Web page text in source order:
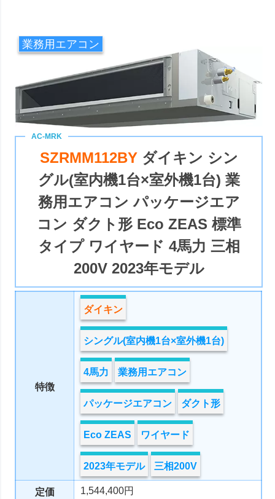
業務用エアコン
SZRMM112BY ダイキン シン
グル(室内機1台×室外機1台) 業
務用エアコン パッケージエア
コン ダクト形 Eco ZEAS 標準
タイプ ワイヤード 4馬力 三相
200V 2023年モデル
特徴
ダイキン
シングル(室内機1台×室外機1台)
4馬力 業務用エアコン
パッケージエアコン ダクト形
Eco ZEAS ワイヤード
2023年モデル 三相200V
定価 1,544,400円